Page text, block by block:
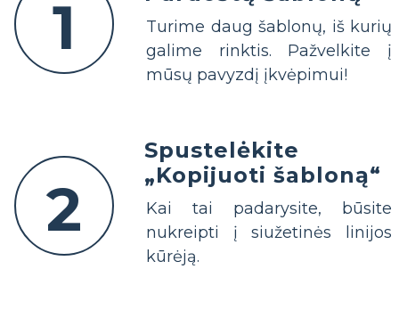
1
Turime daug šablonų, iš kurių
galime rinktis. Pažvelkite į
mūsų pavyzdį įkvėpimui!
2
Spustelėkite
„Kopijuoti šabloną“
Kai tai padarysite, būsite
nukreipti į siužetinės linijos
kūrėją.